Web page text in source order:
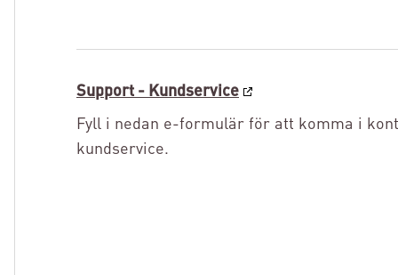
Support - Kundservice
Fyll i nedan e-formulär för att komma i
kundservice.